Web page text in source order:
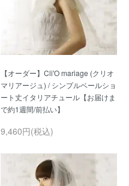
【オーダー】Cli'O mariage (クリオ
マリアージュ) / シンプルベールショ
ート丈イタリアチュール【お届けま
9,460円(税込)